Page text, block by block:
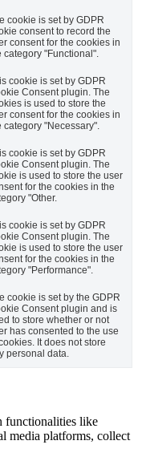
cookie is set by GDPR
consent to record the
consent for the cookies in
category "Functional".
cookie is set by GDPR
Consent plugin. The
is used to store the
consent for the cookies in
category "Necessary".
cookie is set by GDPR
Consent plugin. The
is used to store the user
for the cookies in the
"Other.
cookie is set by GDPR
Consent plugin. The
is used to store the user
for the cookies in the
"Performance".
cookie is set by the GDPR
Consent plugin and is
to store whether or not
has consented to the use
It does not store
personal data.
functionalities like
media platforms, collect